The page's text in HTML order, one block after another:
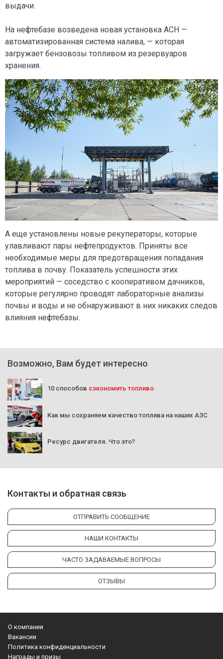
выдачи.
На нефтебазе возведена новая установка АСН —
автоматизированная система налива, — которая
загружает бензовозы топливом из резервуаров
хранения.
А еще установлены новые рекуператоры, которые
улавливают пары нефтепродуктов. Приняты все
необходимые меры для предотвращения попадания
топлива в почву. Показатель успешности этих
мероприятий — соседство с кооперативом дачников,
которые регулярно проводят лабораторные анализы
почвы и воды и не обнаруживают в них никаких следов
влияния нефтебазы.
Возможно, Вам будет интересно
10 способов сэкономить топливо
Как мы сохраняем качество топлива на наших АЗС
Ресурс двигателя. Что это?
О компании
Вакансии
Политика конфиденциальности
Награды и призы
Контакты и обратная связь
ОТПРАВИТЬ СООБЩЕНИЕ
НАШИ КОНТАКТЫ
ЧАСТО ЗАДАВАЕМЫЕ ВОПРОСЫ
ОТЗЫВЫ